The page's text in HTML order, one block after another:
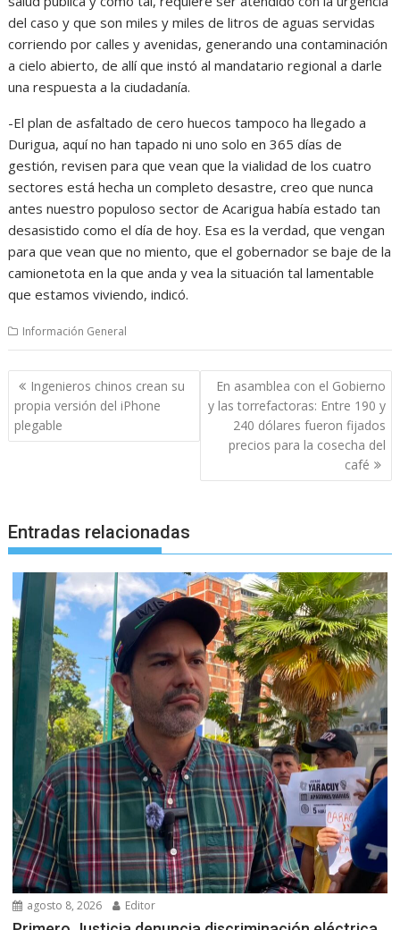
del caso y que son miles y miles de litros de aguas servidas
corriendo por calles y avenidas, generando una contaminación
a cielo abierto, de allí que instó al mandatario regional a darle
una respuesta a la ciudadanía.
-El plan de asfaltado de cero huecos tampoco ha llegado a
Durigua, aquí no han tapado ni uno solo en 365 días de
gestión, revisen para que vean que la vialidad de los cuatro
sectores está hecha un completo desastre, creo que nunca
antes nuestro populoso sector de Acarigua había estado tan
desasistido como el día de hoy. Esa es la verdad, que vengan
para que vean que no miento, que el gobernador se baje de la
camionetota en la que anda y vea la situación tal lamentable
que estamos viviendo, indicó.
Información General
Navegación
de
entradas
Ingenieros chinos crean su
propia versión del iPhone
plegable
En asamblea con el Gobierno
y las torrefactoras: Entre 190 y
240 dólares fueron fijados
precios para la cosecha del
café
Entradas relacionadas
agosto 8, 2026 Editor